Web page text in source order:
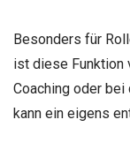
Besonders für
ist diese Funktion
Coaching oder
kann ein eigens